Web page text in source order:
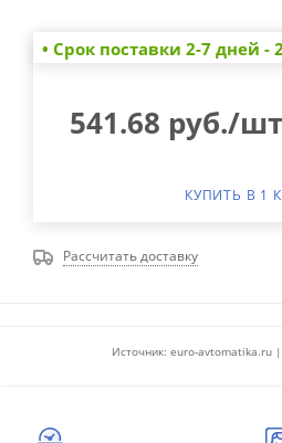
• Cрок поставки 2-7 дней -
541.68 руб./шт
КУПИТЬ В 1
Рассчитать доставку
Источник: euro-avtomatika.ru